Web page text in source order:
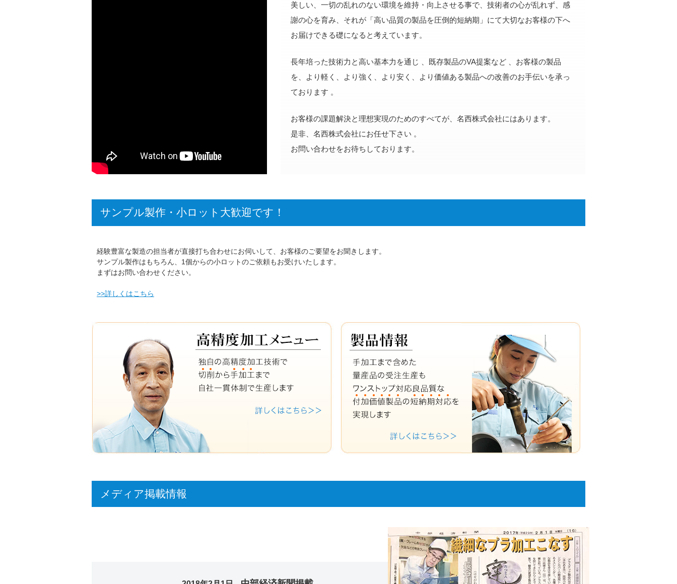
美しい、一切の乱れのない環境を維持・向上させる事で、技術者の心が乱れず、感
謝の心を育み、それが「高い品質の製品を圧倒的短納期」にて大切なお客様の下へ
お届けできる礎になると考えています。
長年培った技術力と高い基本力を通じ 、既存製品のVA提案など 、お客様の製品
を、より軽く、より強く、より安く、より価値ある製品への改善のお手伝いを承っ
ております 。
お客様の課題解決と理想実現のためのすべてが、名西株式会社にはあります。
是非、名西株式会社にお任せ下さい 。
お問い合わせをお待ちしております。
サンプル製作・小ロット大歓迎です！
経験豊富な製造の担当者が直接打ち合わせにお伺いして、お客様のご要望をお聞きします。
サンプル製作はもちろん、1個からの小ロットのご依頼もお受けいたします。
まずはお問い合わせください。
>>詳しくはこちら
メディア掲載情報